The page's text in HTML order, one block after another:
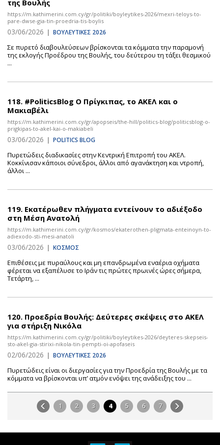
της Βουλής
https://m.kathimerini.com.cy/gr/politiki/boyleytikes-2026/mexri-teloys-to-
pare-dwse-gia-tin-proedria-tis-boylis
03/06/2026 | ΒΟΥΛΕΥΤΙΚΕΣ 2026
Σε πυρετό διαβουλεύσεων βρίσκονται τα κόμματα την παραμονή
της εκλογής Προέδρου της Βουλής, του δεύτερου τη τάξει θεσμικού
...
118. #PoliticsBlog Ο Πρίγκιπας, το ΑΚΕΛ και ο
Μακιαβέλι
https://m.kathimerini.com.cy/gr/apopseis/the-hill/politics-blog/politicsblog-o-
prigkipas-to-akel-kai-o-makiabeli
03/06/2026 | POLITICS BLOG
Πυρετώδεις διαδικασίες στην Κεντρική Επιτροπή του ΑΚΕΛ.
Κοκκίνισαν κάποιοι σύνεδροι, άλλοι από αγανάκτηση και ντροπή,
άλλοι ...
119. Εκατέρωθεν πλήγματα εντείνουν το αδιέξοδο
στη Μέση Ανατολή
https://m.kathimerini.com.cy/gr/kosmos/ekaterothen-pligmata-enteinoyn-to-
adiexodo-sti-mesi-anatoli
03/06/2026 | ΚΟΣΜΟΣ
Eπιθέσεις με πυραύλους και μη επανδρωμένα εναέρια οχήματα
φέρεται να εξαπέλυσε το Ιράν τις πρώτες πρωινές ώρες σήμερα,
Τετάρτη, ...
120. Προεδρία Βουλής: Δεύτερες σκέψεις στο ΑΚΕΛ
για στήριξη Νικόλα
https://m.kathimerini.com.cy/gr/politiki/boyleytikes-2026/deyteres-skepseis-
sto-akel-gia-stirixi-nikola-tin-pempti-oi-apofaseis
02/06/2026 | ΒΟΥΛΕΥΤΙΚΕΣ 2026
Πυρετώδεις είναι οι διεργασίες για την Προεδρία της Βουλής με τα
κόμματα να βρίσκονται υπ’ ατμόν ενόψει της ανάδειξης του ...
1 2 3 4 5 6 7